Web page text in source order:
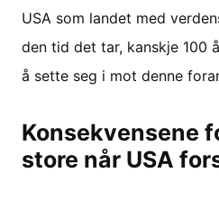
USA som landet med
den tid det tar, kanskje 100
å sette seg i mot denne
Konsekvensene
store når USA